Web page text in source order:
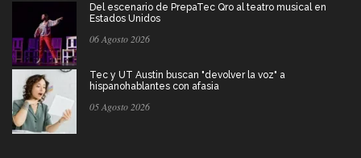
Del escenario de PrepaTec Qro al teatro musical en
Estados Unidos
06 Agosto 2026
Tec y UT Austin buscan "devolver la voz" a
hispanohablantes con afasia
05 Agosto 2026